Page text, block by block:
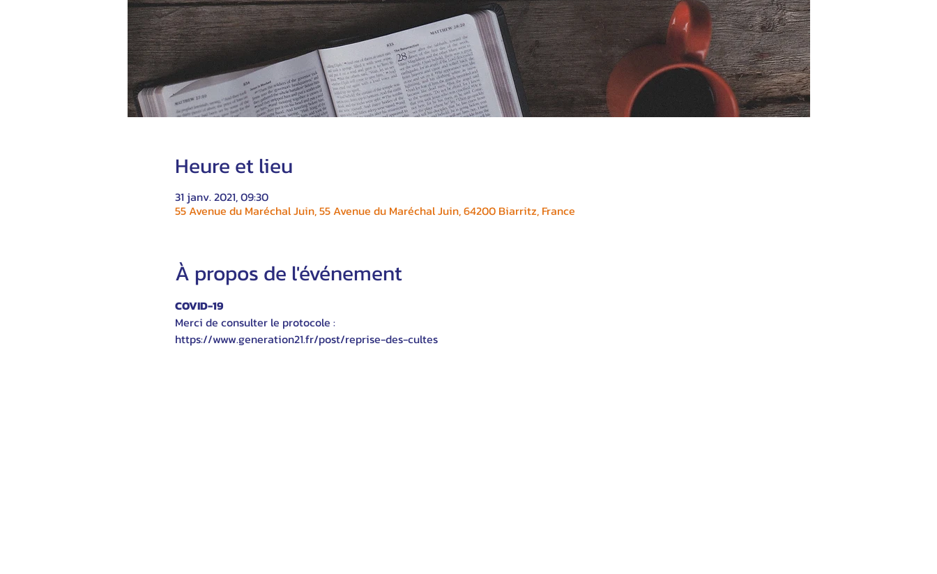
Heure et lieu
31 janv. 2021, 09:30
55 Avenue du Maréchal Juin, 55 Avenue du Maréchal Juin, 64200 Biarritz, France
À propos de l'événement
COVID-19
Merci de consulter le protocole :
https://www.generation21.fr/post/reprise-des-cultes